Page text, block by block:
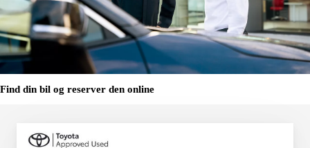
Find din bil og reserver den online